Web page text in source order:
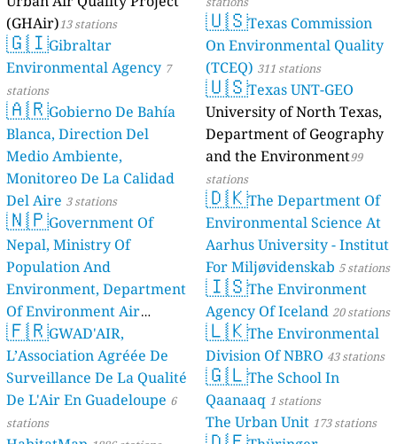
(GHAir)13 stations
🇬🇮Gibraltar
Environmental Agency 7
stations
🇦🇷Gobierno De Bahía
Blanca, Direction Del
Medio Ambiente,
Monitoreo De La Calidad
Del Aire 3 stations
🇳🇵Government Of
Nepal, Ministry Of
Population And
Environment, Department
Of Environment Air
Quality Monitoring
stations
🇫🇷GWAD'AIR,
L’Association Agréée De
Surveillance De La Qualité
De L'Air En Guadeloupe 6
stations
🇺🇸Texas Commission
On Environmental Quality
(TCEQ) 311 stations
🇺🇸Texas UNT-GEO
University of North Texas,
Department of Geography
and the Environment99
stations
🇩🇰The Department Of
Environmental Science At
Aarhus University - Institut
For Miljøvidenskab 5 stations
🇮🇸The Environment
Agency Of Iceland 20 stations
🇱🇰The Environmental
Division Of NBRO 43 stations
🇬🇱The School In
Qaanaaq 1 stations
The Urban Unit 173 stations